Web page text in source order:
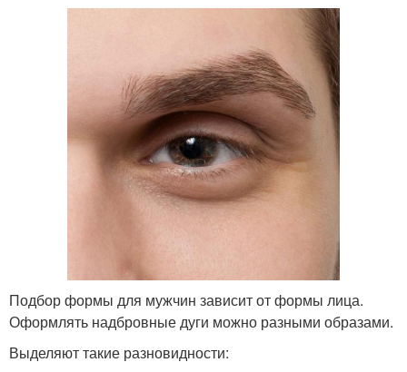
Подбор формы для мужчин зависит от формы лица.
Оформлять надбровные дуги можно разными образами.
Выделяют такие разновидности: